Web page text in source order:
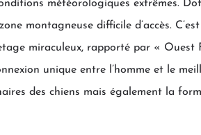
météorologiques extrêmes.
montagneuse difficile d’accès.
miraculeux, rapporté par « Ouest
unique entre l’homme et le
des chiens mais également la